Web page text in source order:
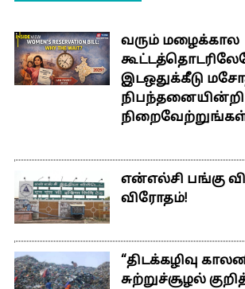
வரும் மழைக்கால
இடஒதுக்கீடு
நிபந்தனையின்றி
என்எல்சி பங்கு
விரோதம்!
“திடக்கழிவு
சுற்றுச்சூழல்